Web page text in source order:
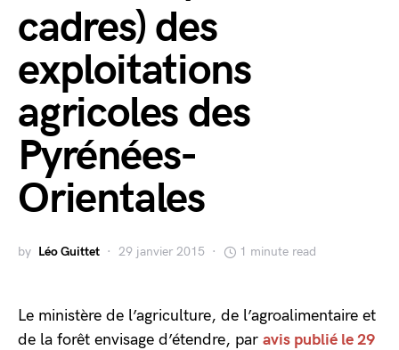
cadres) des
exploitations
agricoles des
Pyrénées-
Orientales
by Léo Guittet 29 janvier 2015 1 minute read
Le ministère de l’agriculture, de l’agroalimentaire et
de la forêt envisage d’étendre, par avis publié le 29